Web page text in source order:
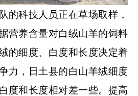
科技人员正在草场取样，
营养含量对白绒山羊的饲料
的细度、白度和长度决定着
力，日土县的白山羊绒细度
度和长度相对差一些。提高